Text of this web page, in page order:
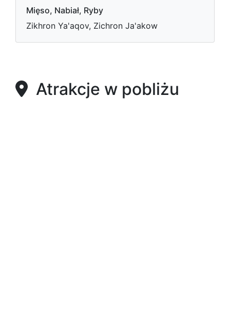
Mięso, Nabiał, Ryby
Zikhron Ya'aqov, Zichron Ja'akow
Atrakcje w pobliżu